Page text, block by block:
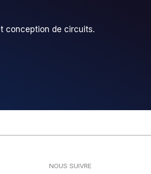
conception de circuits.
NOUS SUIVRE